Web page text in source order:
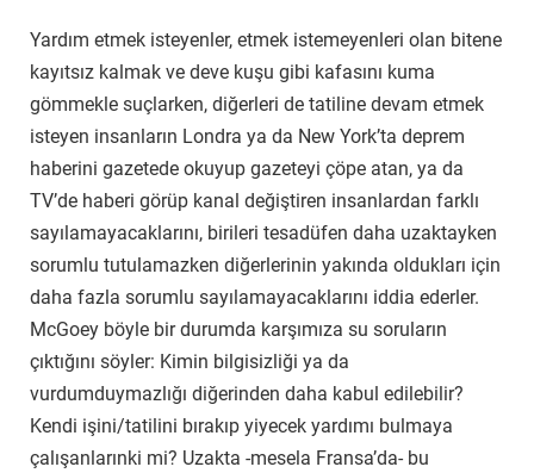
Yardım etmek isteyenler, etmek istemeyenleri olan bitene
kayıtsız kalmak ve deve kuşu gibi kafasını kuma
gömmekle suçlarken, diğerleri de tatiline devam etmek
isteyen insanların Londra ya da New York’ta deprem
haberini gazetede okuyup gazeteyi çöpe atan, ya da
TV’de haberi görüp kanal değiştiren insanlardan farklı
sayılamayacaklarını, birileri tesadüfen daha uzaktayken
sorumlu tutulamazken diğerlerinin yakında oldukları için
daha fazla sorumlu sayılamayacaklarını iddia ederler.
McGoey böyle bir durumda karşımıza su soruların
çıktığını söyler: Kimin bilgisizliği ya da
vurdumduymazlığı diğerinden daha kabul edilebilir?
Kendi işini/tatilini bırakıp yiyecek yardımı bulmaya
çalışanlarınki mi? Uzakta -mesela Fransa’da- bu